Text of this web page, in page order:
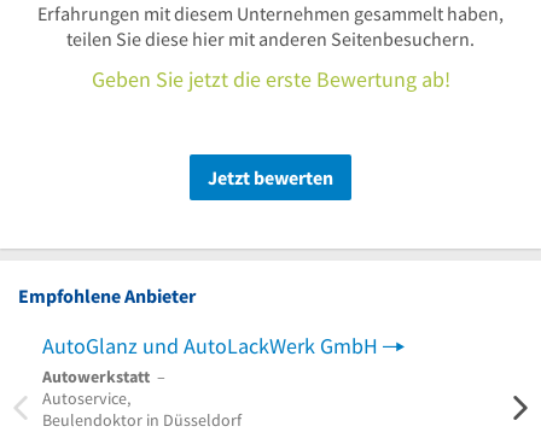
Erfahrungen mit diesem Unternehmen gesammelt haben,
teilen Sie diese hier mit anderen Seitenbesuchern.
Geben Sie jetzt die erste Bewertung ab!
Jetzt bewerten
Empfohlene Anbieter
AutoGlanz und AutoLackWerk GmbH
Autowerkstatt –
Autoservice,
Beulendoktor in Düsseldorf